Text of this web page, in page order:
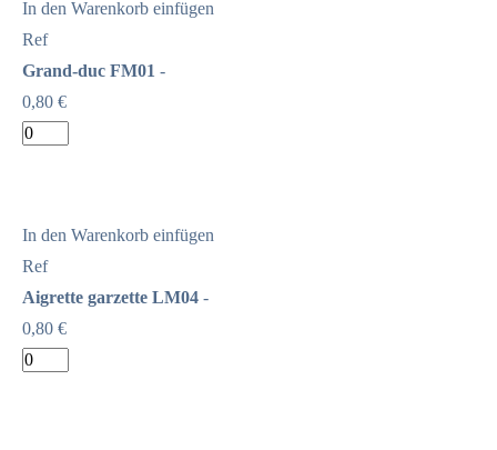
In den Warenkorb einfügen
Ref
Grand-duc FM01 -
0,80 €
In den Warenkorb einfügen
Ref
Aigrette garzette LM04 -
0,80 €